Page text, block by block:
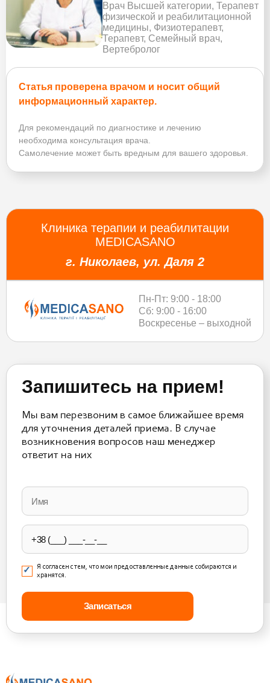
Врач Высшей категории, Терапевт
физической и реабилитационной
медицины, Физиотерапевт,
Терапевт, Семейный врач,
Вертебролог
Статья проверена врачом и носит общий
информационный характер.
Для рекомендаций по диагностике и лечению
необходима консультация врача.
Самолечение может быть вредным для вашего здоровья.
Клиника терапии и реабилитации
MEDICASANO
г. Николаев, ул. Даля 2
Пн-Пт: 9:00 - 18:00
Сб: 9:00 - 16:00
Воскресенье – выходной
Запишитесь на прием!
Мы вам перезвоним в самое ближайшее время
для уточнения деталей приема. В случае
возникновения вопросов наш менеджер
ответит на них
leave
this
field
empty.
Я согласен с тем, что мои предоставленные данные собираются и
хранятся.